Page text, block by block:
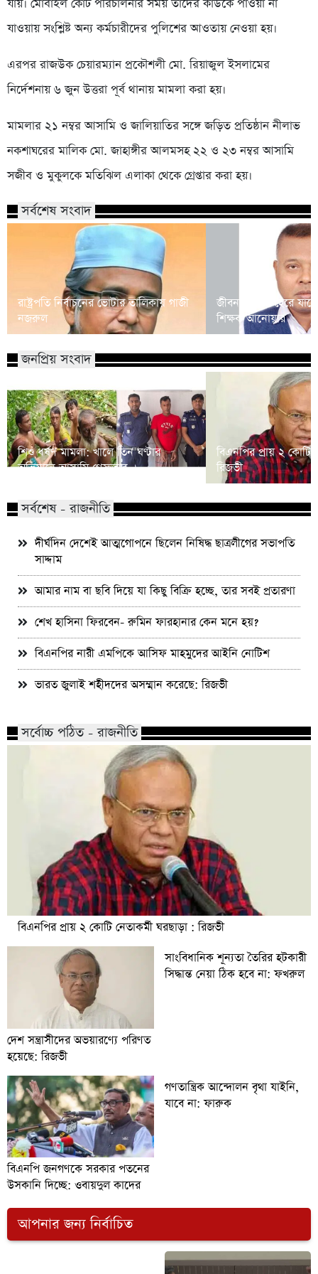
যায়। মোবাইল কোর্ট পরিচালনার সময় তাঁদের কাউকে পাওয়া না
যাওয়ায় সংশ্লিষ্ট অন্য কর্মচারীদের পুলিশের আওতায় নেওয়া হয়।
এরপর রাজউক চেয়ারম্যান প্রকৌশলী মো. রিয়াজুল ইসলামের
নির্দেশনায় ৬ জুন উত্তরা পূর্ব থানায় মামলা করা হয়।
মামলার ২১ নম্বর আসামি ও জালিয়াতির সঙ্গে জড়িত প্রতিষ্ঠান নীলাভ
নকশাঘরের মালিক মো. জাহাঙ্গীর আলমসহ ২২ ও ২৩ নম্বর আসামি
সজীব ও মুকুলকে মতিঝিল এলাকা থেকে গ্রেপ্তার করা হয়।
সর্বশেষ সংবাদ
রাষ্ট্রপতি নির্বাচনের ভোটার তালিকায় গাজী
নজরুল
জীবনসংগ্রামে হেরে
শিক্ষক আনোয়ার
জনপ্রিয় সংবাদ
শিশু ধর্ষণ মামলা: খালে তিন ঘণ্টার
অভিযানে আসামি গ্রেফতার
বিএনপির প্রায় ২ কোটি
রিজভী
সর্বশেষ - রাজনীতি
দীর্ঘদিন দেশেই আত্মগোপনে ছিলেন নিষিদ্ধ ছাত্রলীগের সভাপতি
সাদ্দাম
আমার নাম বা ছবি দিয়ে যা কিছু বিক্রি হচ্ছে, তার সবই প্রতারণা
শেখ হাসিনা ফিরবেন- রুমিন ফারহানার কেন মনে হয়?
বিএনপির নারী এমপিকে আসিফ মাহমুদের আইনি নোটিশ
ভারত জুলাই শহীদদের অসম্মান করেছে: রিজভী
সর্বোচ্চ পঠিত - রাজনীতি
বিএনপির প্রায় ২ কোটি নেতাকর্মী ঘরছাড়া : রিজভী
দেশ সন্ত্রাসীদের অভয়ারণ্যে পরিণত
হয়েছে: রিজভী
সাংবিধানিক শূন্যতা তৈরির হটকারী
সিদ্ধান্ত নেয়া ঠিক হবে না: ফখরুল
বিএনপি জনগণকে সরকার পতনের
উসকানি দিচ্ছে: ওবায়দুল কাদের
গণতান্ত্রিক আন্দোলন বৃথা যাইনি,
যাবে না: ফারুক
আপনার জন্য নির্বাচিত